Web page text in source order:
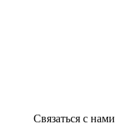
Связаться с нами